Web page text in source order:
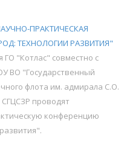
ПРАКТИЧЕСКАЯ
ТЕХНОЛОГИИ РАЗВИТИЯ"
ГО "Котлас" совместно с
ВО "Государственный
флота им. адмирала С.О.
проводят
конференцию